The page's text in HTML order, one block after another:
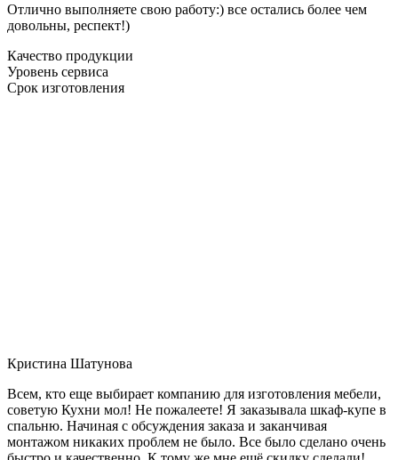
Отлично выполняете свою работу:) все остались более чем
довольны, респект!)
Качество продукции
Уровень сервиса
Срок изготовления
Кристина Шатунова
Всем, кто еще выбирает компанию для изготовления мебели,
советую Кухни мол! Не пожалеете! Я заказывала шкаф-купе в
спальню. Начиная с обсуждения заказа и заканчивая
монтажом никаких проблем не было. Все было сделано очень